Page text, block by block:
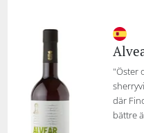
"Öster
där
bättre